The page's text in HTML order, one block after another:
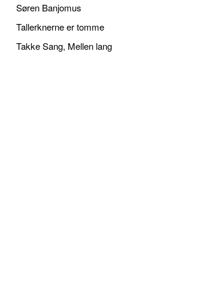
Søren Banjomus
Tallerknerne er tomme
Takke Sang, Mellen lang